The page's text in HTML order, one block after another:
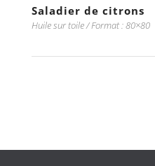
Saladier de citrons
Huile sur toile / Format : 80×80